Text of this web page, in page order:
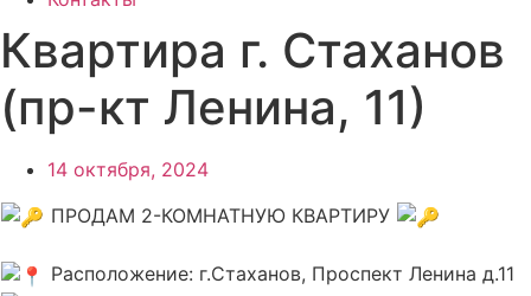
Квартира г. Стаханов
(пр-кт Ленина, 11)
14 октября, 2024
ПРОДАМ 2-КОМНАТНУЮ КВАРТИРУ
Расположение: г.Стаханов, Проспект Ленина д.11